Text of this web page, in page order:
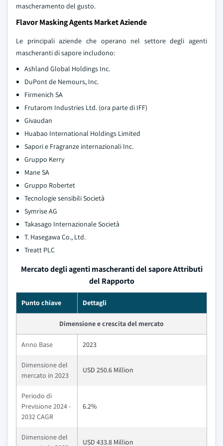
mascheramento del gusto.
Flavor Masking Agents Market Aziende
Le principali aziende che operano nel settore degli agenti
mascheranti di sapore includono:
Ashland Global Holdings Inc.
DuPont de Nemours, Inc.
Firmenich SA
Frutarom Industries Ltd. (ora parte di IFF)
Givaudan
Huabao International Holdings Limited
Sapori e Fragranze internazionali Inc.
Gruppo Kerry
Mane SA
Gruppo Robertet
Tecnologie sensibili Società
Symrise AG
Takasago Internazionale Società
T. Hasegawa Co., Ltd.
Treatt PLC
Mercato degli agenti mascheranti del sapore Attributi
del Rapporto
Punto chiave Dettagli
Dimensione e crescita del mercato
Anno Base 2023
Dimensione del
mercato in 2023
USD 250.6 Million
Periodo di
Previsione 2024 -
2032 CAGR
6.2%
Dimensione del
USD 433.8 Million